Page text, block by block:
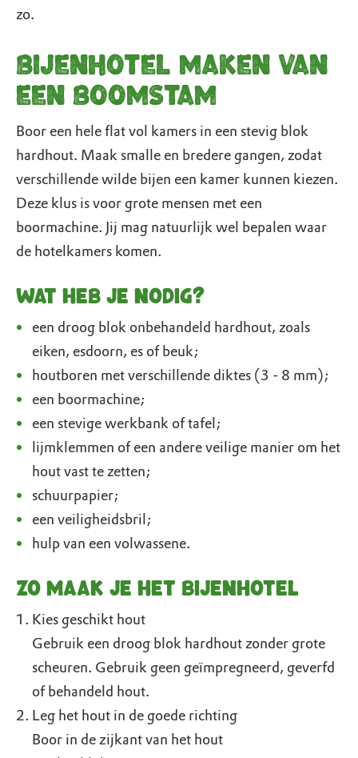
zo.
Bijenhotel maken van
een boomstam
Boor een hele flat vol kamers in een stevig blok
hardhout. Maak smalle en bredere gangen, zodat
verschillende wilde bijen een kamer kunnen kiezen.
Deze klus is voor grote mensen met een
boormachine. Jij mag natuurlijk wel bepalen waar
de hotelkamers komen.
Wat heb je nodig?
een droog blok onbehandeld hardhout, zoals
eiken, esdoorn, es of beuk;
houtboren met verschillende diktes (3 - 8 mm);
een boormachine;
een stevige werkbank of tafel;
lijmklemmen of een andere veilige manier om het
hout vast te zetten;
schuurpapier;
een veiligheidsbril;
hulp van een volwassene.
Zo maak je het bijenhotel
Kies geschikt hout
Gebruik een droog blok hardhout zonder grote
scheuren. Gebruik geen geïmpregneerd, geverfd
of behandeld hout.
Leg het hout in de goede richting
Boor in de zijkant van het hout